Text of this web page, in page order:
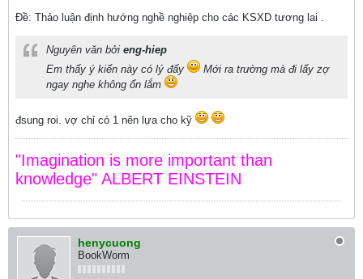
Ðề: Thảo luận định hướng nghề nghiệp cho các KSXD tương lai .
Nguyên văn bởi eng-hiep
Em thấy ý kiến này có lý đấy
Mới ra trường mà đi lấy zợ
ngay nghe không ổn lắm
đsung roi. vợ chỉ có 1 nên lựa cho kỹ
"Imagination is more important than
knowledge" ALBERT EINSTEIN
henycuong
BookWorm